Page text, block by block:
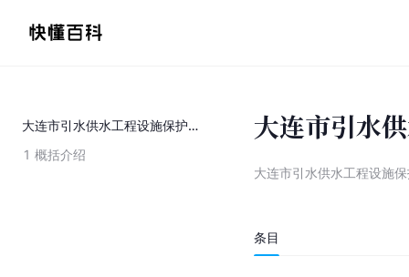
大连市引水供水工程设施保护条例
1 概括介绍
大连市引水
大连市引水供水工程设施
条目